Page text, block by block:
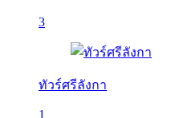
3
ทัวร์ศรีลังกา
1